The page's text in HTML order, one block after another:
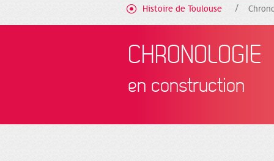
Histoire de Toulouse
CHRONOLOGIE
en construction